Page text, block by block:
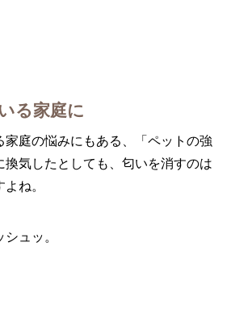
る家庭に
家庭の悩みにもある、「ペットの強
換気したとしても、匂いを消すのは
ね。
ュッ。